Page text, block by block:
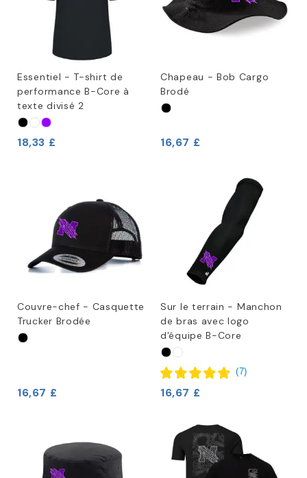
Essentiel - T-shirt de
performance B-Core à
texte divisé 2
18,33 £
Chapeau - Bob Cargo
Brodé
16,67 £
Couvre-chef - Casquette
Trucker Brodée
16,67 £
Sur le terrain - Manchon
de bras avec logo
d'équipe B-Core
(7)
16,67 £